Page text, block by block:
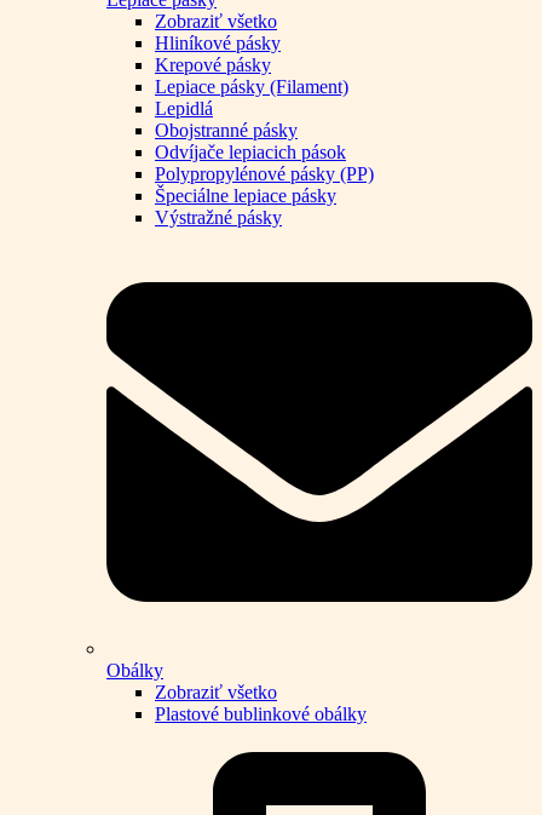
Zobraziť všetko
Hliníkové pásky
Krepové pásky
Lepiace pásky (Filament)
Lepidlá
Obojstranné pásky
Odvíjače lepiacich pások
Polypropylénové pásky (PP)
Špeciálne lepiace pásky
Výstražné pásky
Obálky
Zobraziť všetko
Plastové bublinkové obálky